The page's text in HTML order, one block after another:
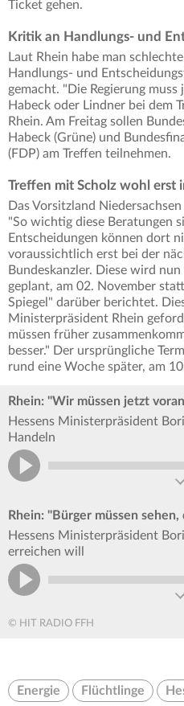
Ticket gehen.
Kritik an Handlungs- und
Laut Rhein habe man
Handlungs- und
gemacht. "Die Regierung
Habeck oder Lindner bei dem
Rhein. Am Freitag sollen
Habeck (Grüne) und
(FDP) am Treffen teilnehmen.
Treffen mit Scholz wohl erst
Das Vorsitzland
"So wichtig diese Beratungen
Entscheidungen können dort
voraussichtlich erst bei der
Bundeskanzler. Diese wird
geplant, am 02. November
Spiegel" darüber berichtet.
Ministerpräsident Rhein
müssen früher
besser." Der ursprüngliche
rund eine Woche später, am
Rhein: "Wir müssen jetzt
Hessens Ministerpräsident
Handeln
Rhein: "Bürger müssen
Hessens Ministerpräsident
erreichen will
© HIT RADIO FFH
Energie Flüchtlinge